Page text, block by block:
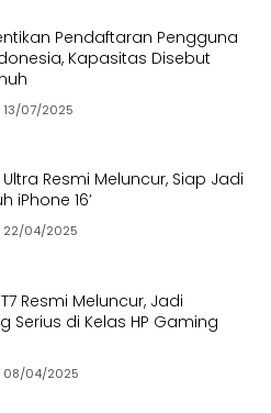
Pendaftaran Pengguna
Kapasitas Disebut
13/07/2025
Resmi Meluncur, Siap Jadi
iPhone 16’
22/04/2025
Resmi Meluncur, Jadi
Serius di Kelas HP Gaming
08/04/2025